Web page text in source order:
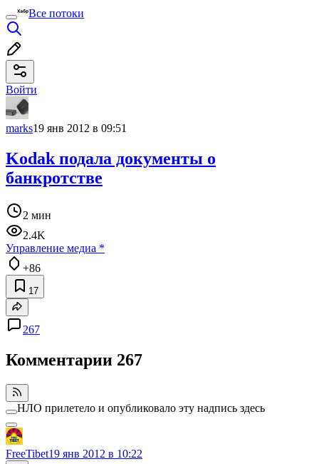
Все потоки
Войти
marks19 янв 2012 в 09:51
Kodak подала документы о
банкротстве
2 мин
2.4K
Управление медиа *
+86
17
267
Комментарии 267
НЛО прилетело и опубликовало эту надпись здесь
FreeTibet19 янв 2012 в 10:22